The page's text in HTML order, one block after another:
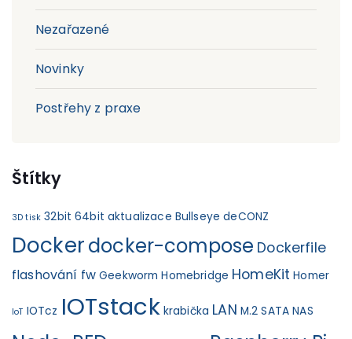
Nezařazené
Novinky
Postřehy z praxe
Štítky
3D tisk 32bit 64bit aktualizace Bullseye deCONZ
Dockerdocker-compose Dockerfile
flashování fw Geekworm Homebridge HomeKit Homer
IoT IOTcz IOTstack krabička LAN M.2 SATA NAS